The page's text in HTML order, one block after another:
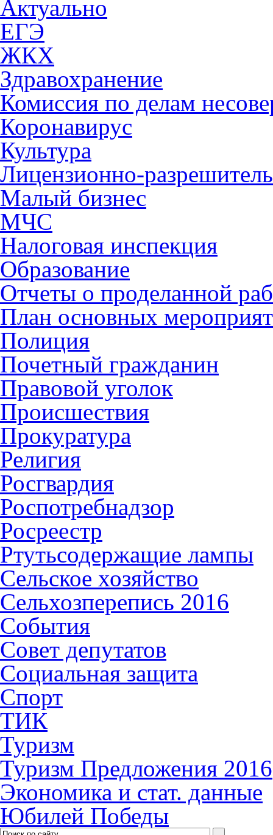
Актуально
ЕГЭ
ЖКХ
Здравохранение
Комиссия по делам
Коронавирус
Культура
Лицензионно-
Малый бизнес
МЧС
Налоговая инспекция
Образование
Отчеты о проделанной
План основных
Полиция
Почетный гражданин
Правовой уголок
Происшествия
Прокуратура
Религия
Росгвардия
Роспотребнадзор
Росреестр
Ртутьсодержащие лампы
Сельское хозяйство
Сельхозперепись 2016
События
Совет депутатов
Социальная защита
Спорт
ТИК
Туризм
Туризм Предложения 2016
Экономика и стат. данные
Юбилей Победы